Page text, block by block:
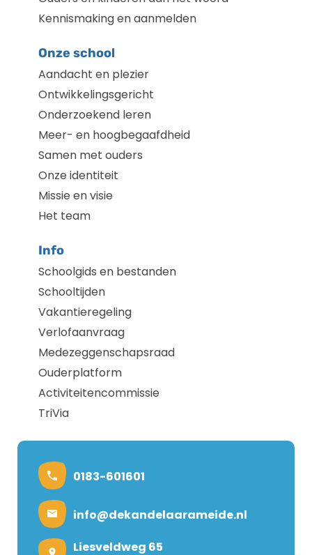
Kennismaking en aanmelden
Onze school
Aandacht en plezier
Ontwikkelingsgericht
Onderzoekend leren
Meer- en hoogbegaafdheid
Samen met ouders
Onze identiteit
Missie en visie
Het team
Info
Schoolgids en bestanden
Schooltijden
Vakantieregeling
Verlofaanvraag
Medezeggenschapsraad
Ouderplatform
Activiteitencommissie
TriVia
0183-601601
info@dekandelaarameide.nl
Liesveldweg 65